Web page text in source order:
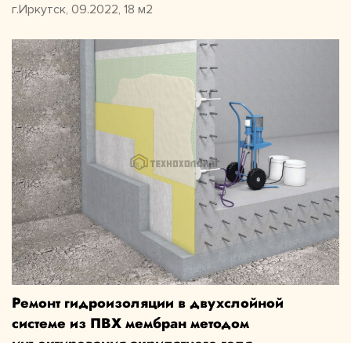
г.Иркутск, 09.2022, 18 м2
Ремонт гидроизоляции в двухслойной
системе из ПВХ мембран методом